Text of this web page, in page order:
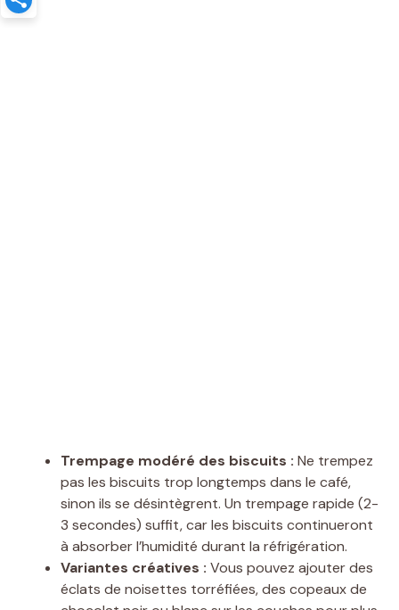
Trempage modéré des biscuits : Ne trempez
pas les biscuits trop longtemps dans le café,
sinon ils se désintègrent. Un trempage rapide (2-
3 secondes) suffit, car les biscuits continueront
à absorber l’humidité durant la réfrigération.
Variantes créatives : Vous pouvez ajouter des
éclats de noisettes torréfiées, des copeaux de